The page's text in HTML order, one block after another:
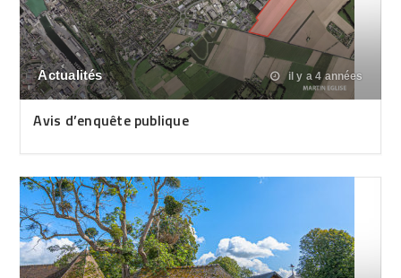
Actualités il y a 4 années
Avis d’enquête publique